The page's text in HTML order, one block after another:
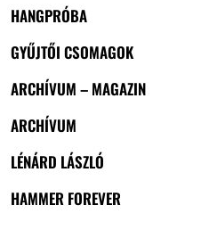
HANGPRÓBA
GYŰJTŐI CSOMAGOK
ARCHÍVUM – MAGAZIN
ARCHÍVUM
LÉNÁRD LÁSZLÓ
HAMMER FOREVER